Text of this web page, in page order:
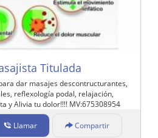
Titulada
dar masajes descontructurantes,
reflexología podal, relajación,
y Alivia tu dolor!!!! MV:675308954
Llamar Compartir